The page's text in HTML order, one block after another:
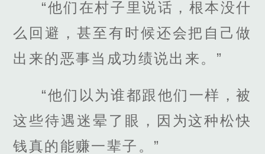
“他们在村子里说话，根本没什
么回避，甚至有时候还会把自己做
出来的恶事当成功绩说出来。”
“他们以为谁都跟他们一样，被
这些待遇迷晕了眼，因为这种松快
钱真的能赚一辈子。”